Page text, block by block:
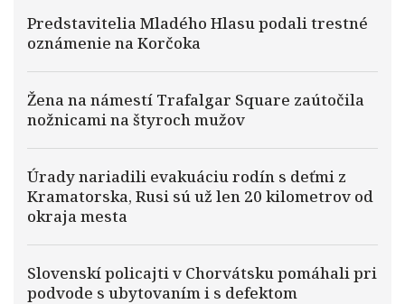
Predstavitelia Mladého Hlasu podali trestné
oznámenie na Korčoka
Žena na námestí Trafalgar Square zaútočila
nožnicami na štyroch mužov
Úrady nariadili evakuáciu rodín s deťmi z
Kramatorska, Rusi sú už len 20 kilometrov od
okraja mesta
Slovenskí policajti v Chorvátsku pomáhali pri
podvode s ubytovaním i s defektom